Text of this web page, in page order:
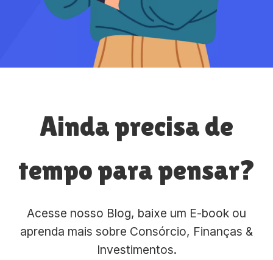
Ainda precisa de
tempo para pensar?
Acesse nosso Blog, baixe um E-book ou
aprenda mais sobre Consórcio, Finanças &
Investimentos.